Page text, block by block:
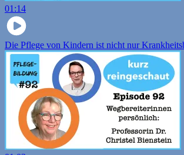
01:14
Die Pflege von Kindern ist nicht nur